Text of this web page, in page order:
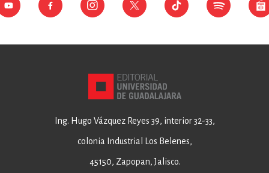
Ing. Hugo Vázquez Reyes 39, interior 32-33,
colonia Industrial Los Belenes,
45150, Zapopan, Jalisco.